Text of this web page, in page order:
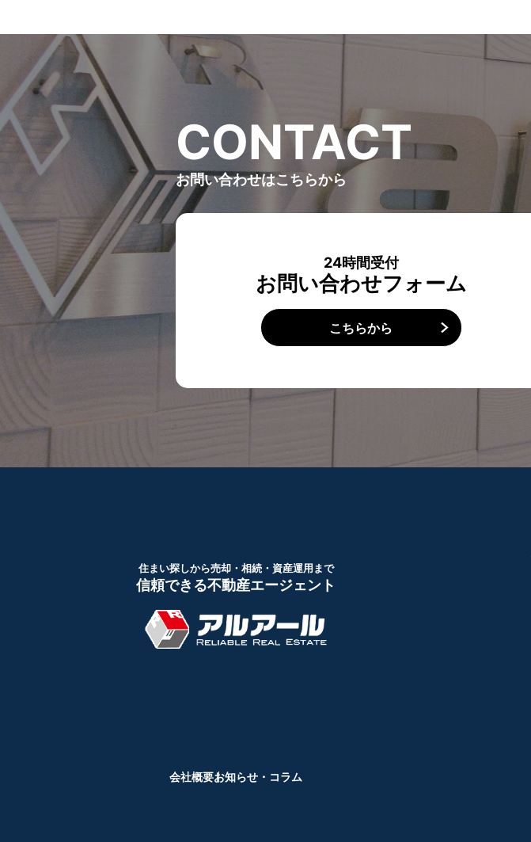
CONTACT
お問い合わせはこちらから
24時間受付
お問い合わせフォーム
こちらから
住まい探しから売却・相続・資産運用まで
信頼できる不動産エージェント
会社概要お知らせ・コラム